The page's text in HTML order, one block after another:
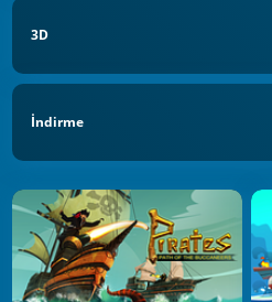
3D
İndirme